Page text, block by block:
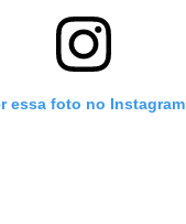
essa foto no Instagram